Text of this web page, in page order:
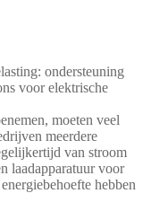
ondersteuning
voor elektrische
moeten veel
meerdere
van stroom
laadapparatuur voor
hebben